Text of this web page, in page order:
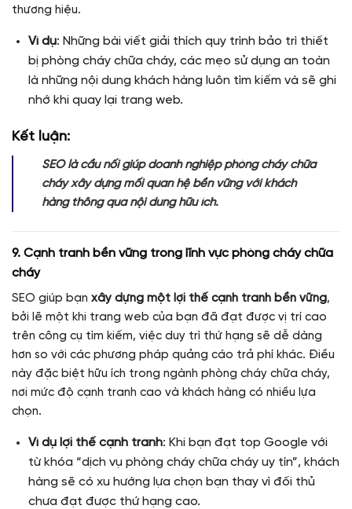
thương hiệu.
Ví dụ: Những bài viết giải thích quy trình bảo trì thiết
bị phòng cháy chữa cháy, các mẹo sử dụng an toàn
là những nội dung khách hàng luôn tìm kiếm và sẽ ghi
nhớ khi quay lại trang web.
Kết luận:
SEO là cầu nối giúp doanh nghiệp phòng cháy chữa
cháy xây dựng mối quan hệ bền vững với khách
hàng thông qua nội dung hữu ích.
9. Cạnh tranh bền vững trong lĩnh vực phòng cháy chữa
cháy
SEO giúp bạn xây dựng một lợi thế cạnh tranh bền vững,
bởi lẽ một khi trang web của bạn đã đạt được vị trí cao
trên công cụ tìm kiếm, việc duy trì thứ hạng sẽ dễ dàng
hơn so với các phương pháp quảng cáo trả phí khác. Điều
này đặc biệt hữu ích trong ngành phòng cháy chữa cháy,
nơi mức độ cạnh tranh cao và khách hàng có nhiều lựa
chọn.
Ví dụ lợi thế cạnh tranh: Khi bạn đạt top Google với
từ khóa “dịch vụ phòng cháy chữa cháy uy tín”, khách
hàng sẽ có xu hướng lựa chọn bạn thay vì đối thủ
chưa đạt được thứ hạng cao.